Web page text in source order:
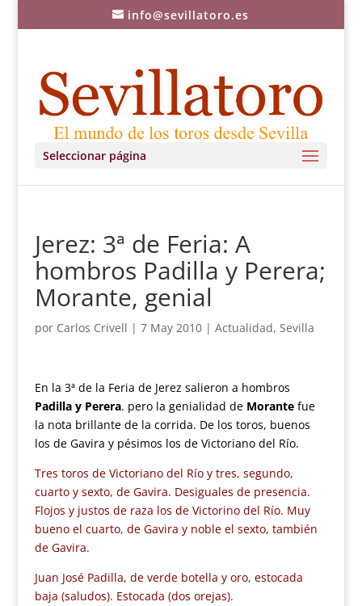
info@sevillatoro.es
Seleccionar página
Jerez: 3ª de Feria: A
hombros Padilla y Perera;
Morante, genial
por Carlos Crivell | 7 May 2010| Actualidad, Sevilla
En la 3ª de la Feria de Jerez salieron a hombros
Padilla y Perera. pero la genialidad de Morantefue
la nota brillante de la corrida. De los toros, buenos
los de Gavira y pésimos los de Victoriano del Río.
Tres toros de Victoriano del Río y tres, segundo,
cuarto y sexto, de Gavira. Desiguales de presencia.
Flojos y justos de raza los de Victorino del Río. Muy
bueno el cuarto, de Gavira y noble el sexto, también
de Gavira.
Juan José Padilla, de verde botella y oro, estocada
baja (saludos). Estocada (dos orejas).